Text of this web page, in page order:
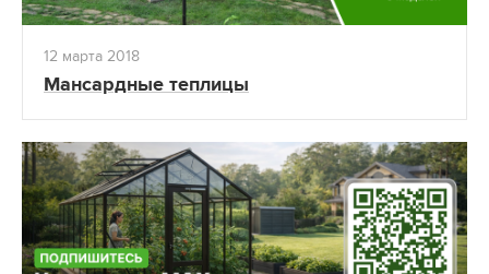
12 марта 2018
Мансардные теплицы